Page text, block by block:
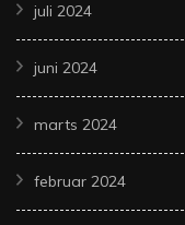
juli 2024
juni 2024
marts 2024
februar 2024